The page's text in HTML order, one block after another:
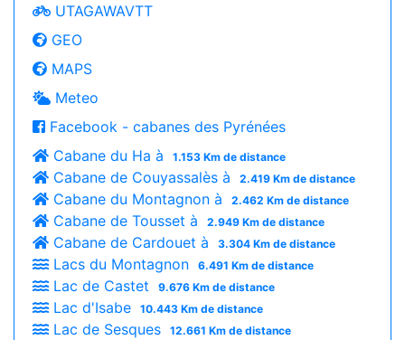
UTAGAWAVTT
GEO
MAPS
Meteo
Facebook - cabanes des Pyrénées
Cabane du Ha à
1.153 Km de distance
Cabane de Couyassalès à 2.419 Km de distance
Cabane du Montagnon à 2.462 Km de distance
Cabane de Tousset à 2.949 Km de distance
Cabane de Cardouet à 3.304 Km de distance
Lacs du Montagnon 6.491 Km de distance
Lac de Castet 9.676 Km de distance
Lac d'Isabe 10.443 Km de distance
Lac de Sesques 12.661 Km de distance